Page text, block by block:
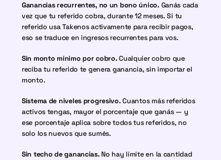
Ganancias recurrentes, no un bono único. Ganás cada
vez que tu referido cobra, durante 12 meses. Si tu
referido usa Takenos activamente para recibir pagos,
eso se traduce en ingresos recurrentes para vos.
Sin monto mínimo por cobro. Cualquier cobro que
reciba tu referido te genera ganancia, sin importar el
monto.
Sistema de niveles progresivo. Cuantos más referidos
activos tengas, mayor el porcentaje que ganás — y
ese porcentaje aplica sobre todos tus referidos, no
solo los nuevos que sumés.
Sin techo de ganancias. No hay límite en la cantidad